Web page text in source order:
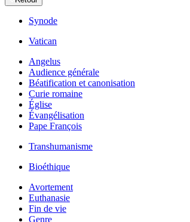
Synode
Vatican
Angelus
Audience générale
Béatification et canonisation
Curie romaine
Église
Évangélisation
Pape François
Transhumanisme
Bioéthique
Avortement
Euthanasie
Fin de vie
Genre